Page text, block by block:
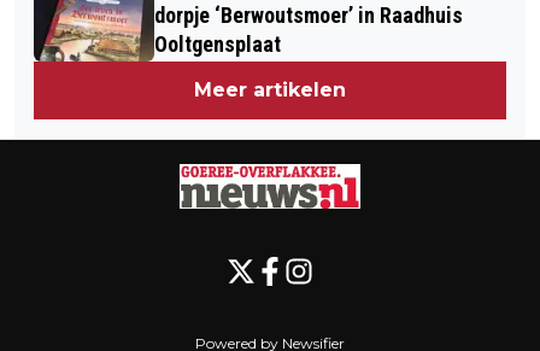
dorpje ‘Berwoutsmoer’ in Raadhuis
Ooltgensplaat
Meer artikelen
Powered by Newsifier